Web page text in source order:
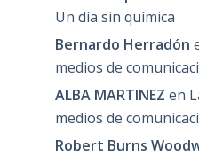
Un día sin química
Bernardo Herradón
medios de
ALBA MARTINEZ en
medios de
Robert Burns